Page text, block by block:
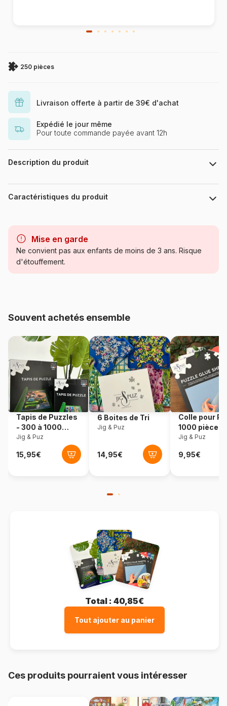
250 pièces
Livraison offerte à partir de 39€ d'achat
Expédié le jour même
Pour toute commande payée avant 12h
Description du produit
Linda Birkinshaw
Caractéristiques du produit
Catégorie Puzzles - Rétros et Nostalgie
Référence House-Of-Puzzles-HP0354
EAN 5060002003459
Nombre de pièces 250 pièces
Dimensions 48 x 34 cm
Mise en garde
Ne convient pas aux enfants de moins de 3 ans. Risque
d'étouffement.
Souvent achetés ensemble
Tapis de Puzzles
- 300 à 1000
pièces
Jig & Puz
6 Boites de Tri
Jig & Puz
Colle pour
1000 pièces
Jig & Puz
Total : 40,85€
Tout ajouter au panier
Ces produits pourraient vous intéresser